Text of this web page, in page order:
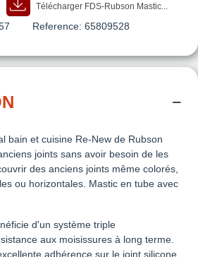
Télécharger FDS-Rubson Mastic...
Reference: 65809528
bain et cuisine Re-New de Rubson
joints sans avoir besoin de les
des anciens joints même colorés,
ou horizontales. Mastic en tube avec
d'un système triple
aux moisissures à long terme.
adhérence sur le joint silicone